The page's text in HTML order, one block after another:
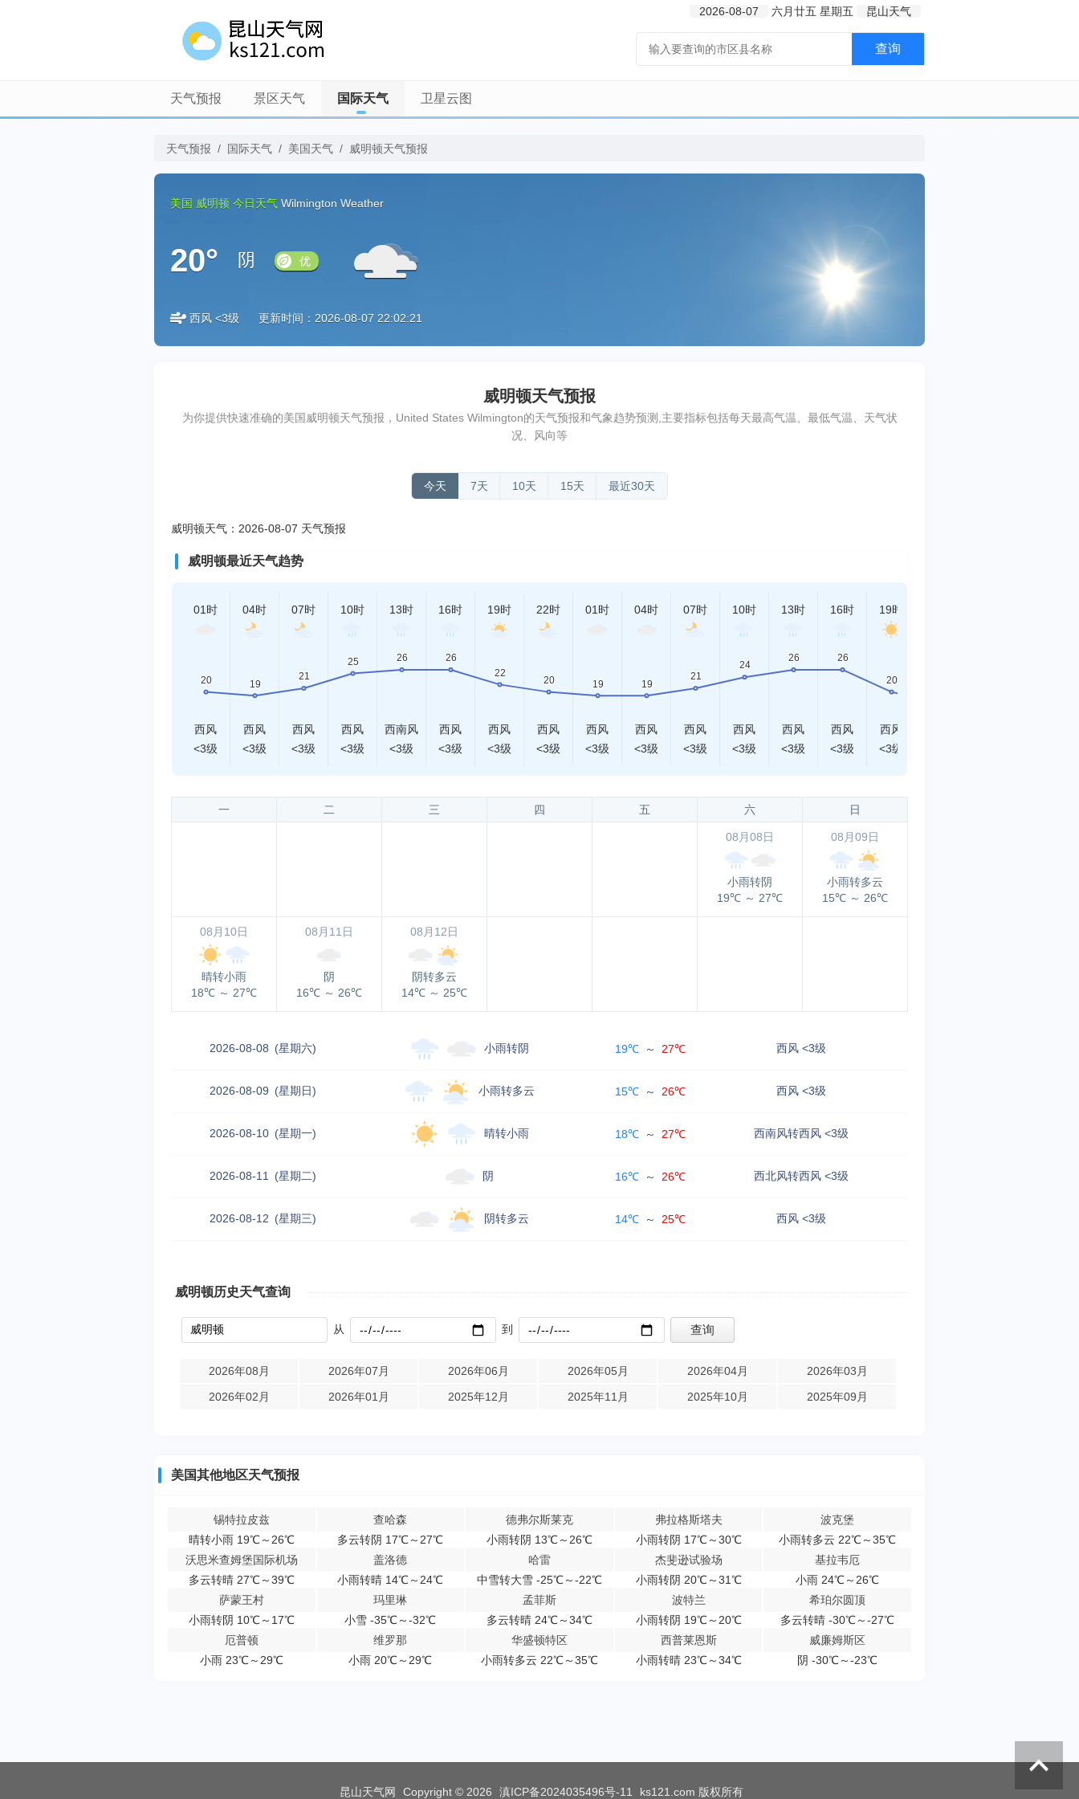
2026-08-07 六月廿五 星期五 昆山天气
查询
天气预报 景区天气 国际天气 卫星云图
天气预报 / 国际天气 / 美国天气 / 威明顿天气预报
美国 威明顿 今日天气 Wilmington Weather
20° 阴 优
西风 <3级 更新时间：2026-08-07 22:02:21
威明顿天气预报
为你提供快速准确的美国威明顿天气预报，United States Wilmington的天气预报和气象趋势预测,主要指标包括每天最高气温、最低气温、天气状
况、风向等
今天 7天 10天 15天 最近30天
威明顿天气：2026-08-07 天气预报
威明顿最近天气趋势
01时
西风
<3级
04时
西风
<3级
07时
西风
<3级
10时
西风
<3级
13时
西南风
<3级
16时
西风
<3级
19时
西风
<3级
22时
西风
<3级
01时
西风
<3级
04时
西风
<3级
07时
西风
<3级
10时
西风
<3级
13时
西风
<3级
16时
西风
<3级
19时
西风
<3级
一 二 三 四 五 六 日
08月08日
小雨转阴
19℃ ～ 27℃
08月09日
小雨转多云
15℃ ～ 26℃
08月10日
晴转小雨
18℃ ～ 27℃
08月11日
阴
16℃ ～ 26℃
08月12日
阴转多云
14℃ ～ 25℃
2026-08-08 (星期六) 小雨转阴 19℃ ～ 27℃ 西风 <3级
2026-08-09 (星期日) 小雨转多云 15℃ ～ 26℃ 西风 <3级
2026-08-10 (星期一) 晴转小雨 18℃ ～ 27℃ 西南风转西风 <3级
2026-08-11 (星期二) 阴 16℃ ～ 26℃ 西北风转西风 <3级
2026-08-12 (星期三) 阴转多云 14℃ ～ 25℃ 西风 <3级
威明顿历史天气查询
从 到
2026年08月 2026年07月 2026年06月 2026年05月 2026年04月
2026年03月
2026年02月
2026年01月 2025年12月 2025年11月 2025年10月 2025年09月
美国其他地区天气预报
锡特拉皮兹
晴转小雨 19℃～26℃
查哈森
多云转阴 17℃～27℃
德弗尔斯莱克
小雨转阴 13℃～26℃
弗拉格斯塔夫
小雨转阴 17℃～30℃
波克堡
小雨转多云 22℃～35℃
沃思米查姆堡国际机场
多云转晴 27℃～39℃
盖洛德
小雨转晴 14℃～24℃
哈雷
中雪转大雪 -25℃～-22℃
杰斐逊试验场
小雨转阴 20℃～31℃
基拉韦厄
小雨 24℃～26℃
萨蒙王村
小雨转阴 10℃～17℃
玛里琳
小雪 -35℃～-32℃
孟菲斯
多云转晴 24℃～34℃
波特兰
小雨转阴 19℃～20℃
希珀尔圆顶
多云转晴 -30℃～-27℃
厄普顿
小雨 23℃～29℃
维罗那
小雨 20℃～29℃
华盛顿特区
小雨转多云 22℃～35℃
西普莱恩斯
小雨转晴 23℃～34℃
威廉姆斯区
阴 -30℃～-23℃
昆山天气网 Copyright © 2026 滇ICP备2024035496号-11 ks121.com 版权所有